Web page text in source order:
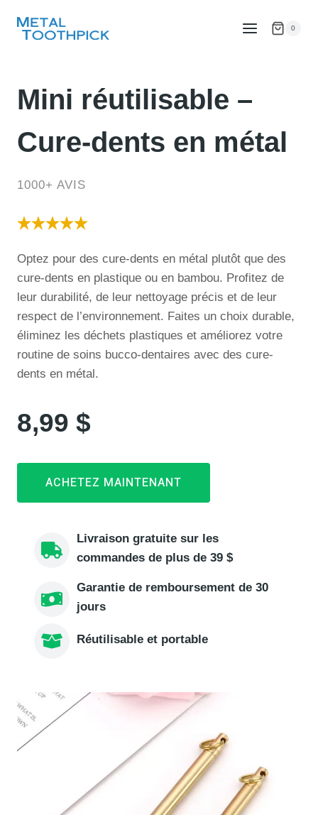
0
Mini réutilisable –
Cure-dents en métal
1000+ AVIS
Optez pour des cure-dents en métal plutôt que des
cure-dents en plastique ou en bambou. Profitez de
leur durabilité, de leur nettoyage précis et de leur
respect de l’environnement. Faites un choix durable,
éliminez les déchets plastiques et améliorez votre
routine de soins bucco-dentaires avec des cure-
dents en métal.
8,99 $
ACHETEZ MAINTENANT
Livraison gratuite sur les
commandes de plus de 39 $
Garantie de remboursement de 30
jours
Réutilisable et portable